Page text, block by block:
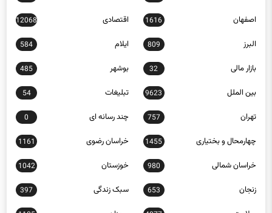
البرز 809 ایلام 584
بازار مالی 32 بوشهر 485
بین الملل 9623 تبلیغات 54
تهران 757 چند رسانه ای 0
چهارمحال و بختیاری 1455 خراسان رضوی 1161
خراسان شمالی 980 خوزستان 1042
زنجان 653 سبک زندگی 397
سلامت 4877 سمنان 1185